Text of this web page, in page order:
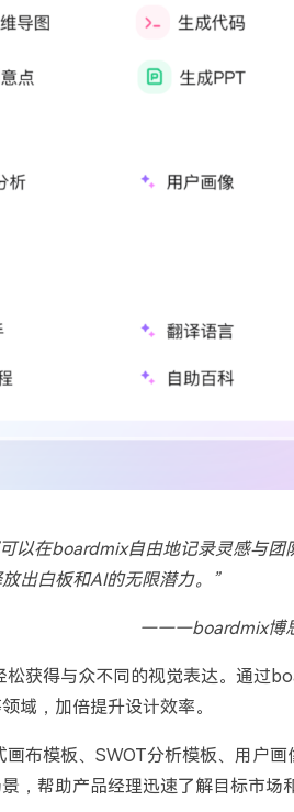
以在boardmix自由地记录灵感与团
出白板和AI的无限潜力。”
———boardmix博
获得与众不同的视觉表达。通过
域，加倍提升设计效率。
布模板、 SWOT分析模板、用户画
，帮助产品经理迅速了解目标市场